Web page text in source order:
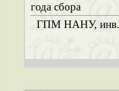
года сбора
ГПМ НАНУ,